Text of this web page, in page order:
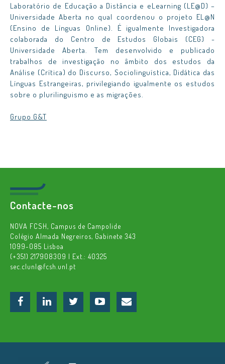
Laboratório de Educação a Distância e eLearning (LE@D) –
Universidade Aberta no qual coordenou o projeto EL@N
(Ensino de Línguas Online). É igualmente Investigadora
colaborada do Centro de Estudos Globais (CEG) -
Universidade Aberta. Tem desenvolvido e publicado
trabalhos de investigação no âmbito dos estudos da
Análise (Crítica) do Discurso, Sociolinguística, Didática das
Línguas Estrangeiras, privilegiando igualmente os estudos
sobre o plurilinguismo e as migrações.
Grupo G&T
Contacte-nos
NOVA FCSH, Campus de Campolide
Colégio Almada Negreiros, Gabinete 343
1099-085 Lisboa
(+351) 217908309 | Ext.: 40325
sec.clunl@fcsh.unl.pt